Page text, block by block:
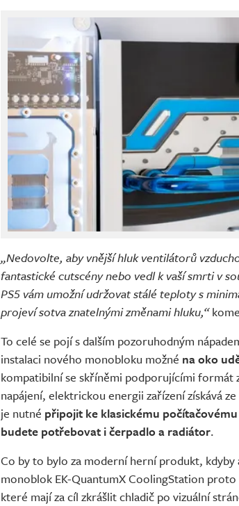
„Nedovolte, aby vnější hluk ventilátorů
fantastické cutscény nebo vedl k vaší smrti v
PS5 vám umožní udržovat stálé teploty s
projeví sotva znatelnými změnami hluku,“
To celé se pojí s dalším pozoruhodným
instalaci nového monobloku možné na oko
kompatibilní se skříněmi podporujícími formát
napájení, elektrickou energii zařízení získává
je nutné připojit ke klasickému
budete potřebovat i čerpadlo a radiátor.
Co by to bylo za moderní herní produkt, kdyby
monoblok EK-QuantumX CoolingStation proto
které mají za cíl zkrášlit chladič po vizuální